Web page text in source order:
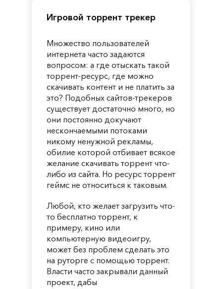
Игровой торрент трекер
Множество пользователей
интернета часто задаются
вопросом: а где отыскать такой
торрент-ресурс, где можно
скачивать контент и не платить за
это? Подобных сайтов-трекеров
существует достаточно много, но
они постоянно докучают
нескончаемыми потоками
никому ненужной рекламы,
обилие которой отбивает всякое
желание скачивать торрент что-
либо из сайта. Но ресурс торрент
геймс не относиться к таковым.
Любой, кто желает загрузить что-
то бесплатно торрент, к
примеру, кино или
компьютерную видеоигру,
может без проблем сделать это
на руторге с помощью торрент.
Власти часто закрывали данный
проект, дабы